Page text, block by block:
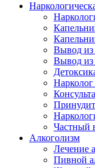
Вывод из
Вывод из
Частный
Алкоголизм
Лечение
Пивной